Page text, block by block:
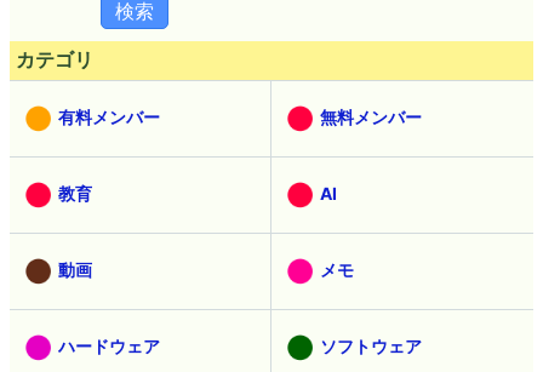
カテゴリ
有料メンバー 無料メンバー
教育 AI
動画 メモ
ハードウェア ソフトウェア